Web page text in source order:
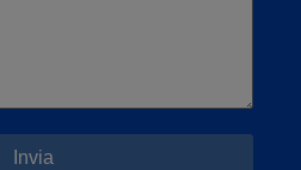
Invia